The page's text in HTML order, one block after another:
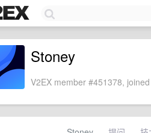
Stoney
V2EX member #451378,